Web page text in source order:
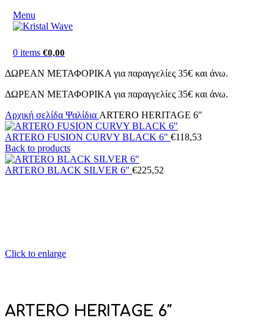
Menu
0 items €0,00
ΔΩΡΕΑΝ ΜΕΤΑΦΟΡΙΚΑ για παραγγελίες 35€ και άνω.
ΔΩΡΕΑΝ ΜΕΤΑΦΟΡΙΚΑ για παραγγελίες 35€ και άνω.
Αρχική σελίδα Ψαλίδια ARTERO HERITAGE 6″
ARTERO FUSION CURVY BLACK 6" €118,53
Back to products
ARTERO BLACK SILVER 6" €225,52
Click to enlarge
ARTERO HERITAGE 6″